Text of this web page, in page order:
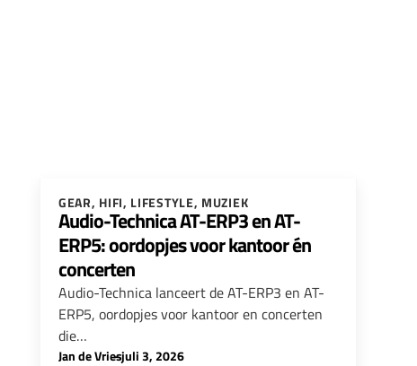
GEAR, HIFI, LIFESTYLE, MUZIEK
Audio-Technica AT-ERP3 en AT-
ERP5: oordopjes voor kantoor én
concerten
Audio-Technica lanceert de AT-ERP3 en AT-
ERP5, oordopjes voor kantoor en concerten
die…
Jan de Vries
-juli 3, 2026